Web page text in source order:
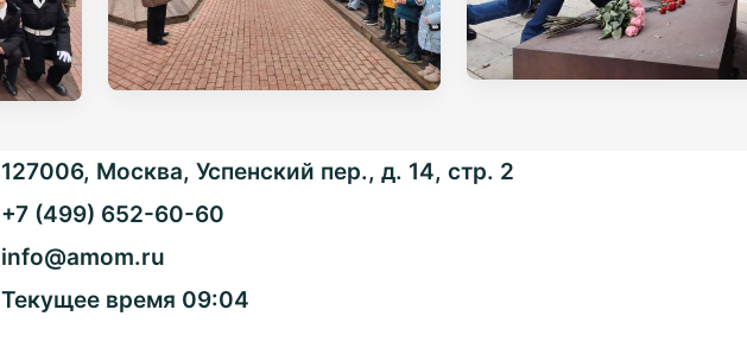
127006, Москва, Успенский пер., д. 14, стр. 2
+7 (499) 652-60-60
info@amom.ru
Текущее время 09:04